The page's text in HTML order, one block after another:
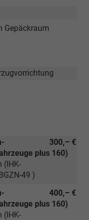
Gepäckraum
300,– €
plus 160)
(IHK-
49 )
400,– €
plus 160)
(IHK-